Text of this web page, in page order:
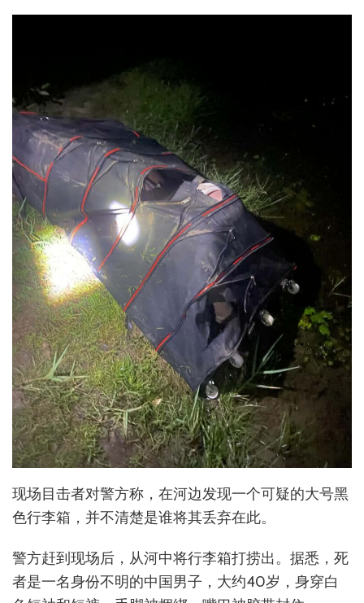
现场目击者对警方称，在河边发现一个可疑的大号黑
色行李箱，并不清楚是谁将其丢弃在此。
警方赶到现场后，从河中将行李箱打捞出。据悉，死
者是一名身份不明的中国男子，大约40岁，身穿白